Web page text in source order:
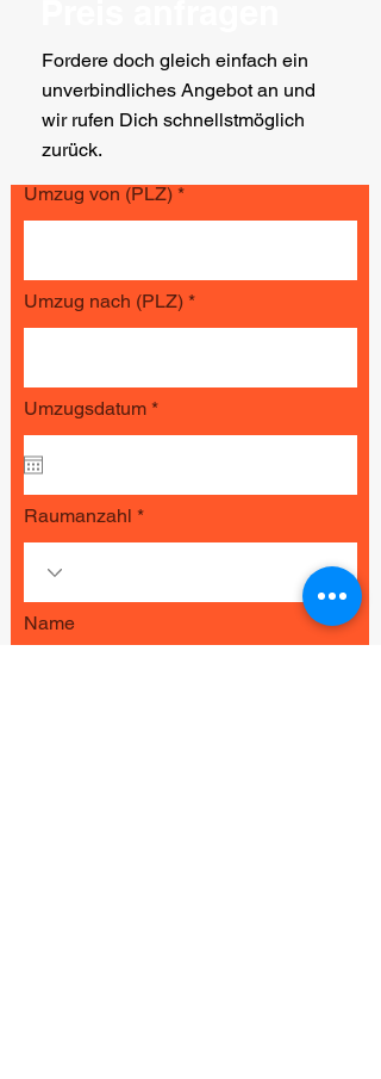
Fordere doch gleich einfach ein
unverbindliches Angebot an und
wir rufen Dich schnellstmöglich
zurück.
Umzug von (PLZ)
Umzug nach (PLZ)
Umzugsdatum *r
r
d
Raumanzahl
Name